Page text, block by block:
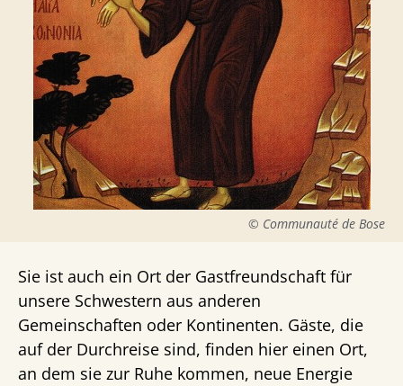
© Communauté de Bose
Sie ist auch ein Ort der Gastfreundschaft für
unsere Schwestern aus anderen
Gemeinschaften oder Kontinenten. Gäste, die
auf der Durchreise sind, finden hier einen Ort,
an dem sie zur Ruhe kommen, neue Energie